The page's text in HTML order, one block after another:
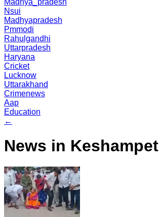
Madhya_pradesh
Nsui
Madhyapradesh
Pmmodi
Rahulgandhi
Uttarpradesh
Haryana
Cricket
Lucknow
Uttarakhand
Crimenews
Aap
Education
←
News in Keshampet